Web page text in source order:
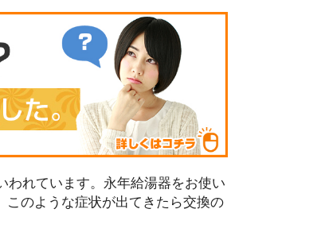
われています。永年給湯器をお使い
のような症状が出てきたら交換の